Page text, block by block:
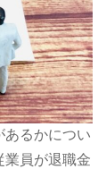
あるかについ
業員が退職金